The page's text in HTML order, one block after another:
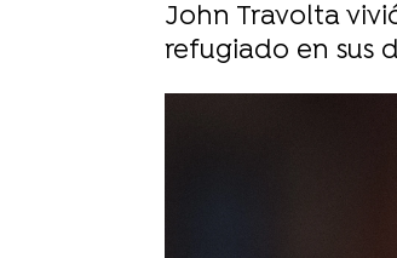
John Travolta
refugiado en sus